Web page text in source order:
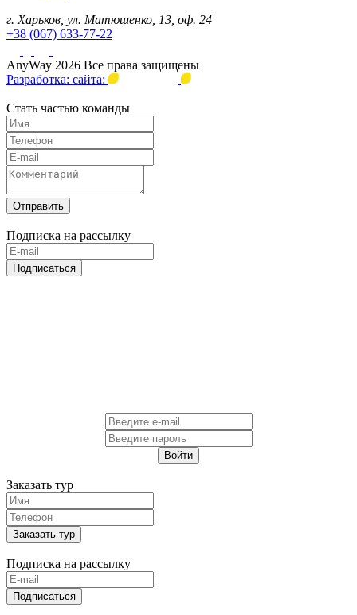
г. Харьков, ул. Матюшенко, 13, оф. 24
+38 (067) 633-77-22
AnyWay 2026 Все права защищены
Разработка: сайта:
Стать частью команды
Отправить
Подписка на рассылку
Подписаться
Войти
Заказать тур
Заказать тур
Подписка на рассылку
Подписаться